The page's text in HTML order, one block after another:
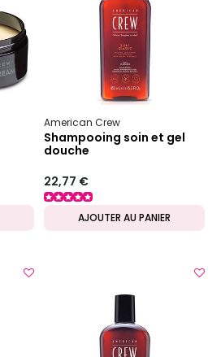
American Crew
Shampooing soin et gel
douche
22,77 €
AJOUTER AU PANIER